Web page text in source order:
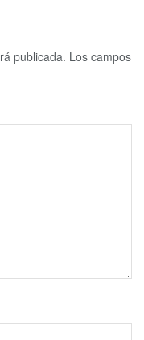
publicada. Los campos